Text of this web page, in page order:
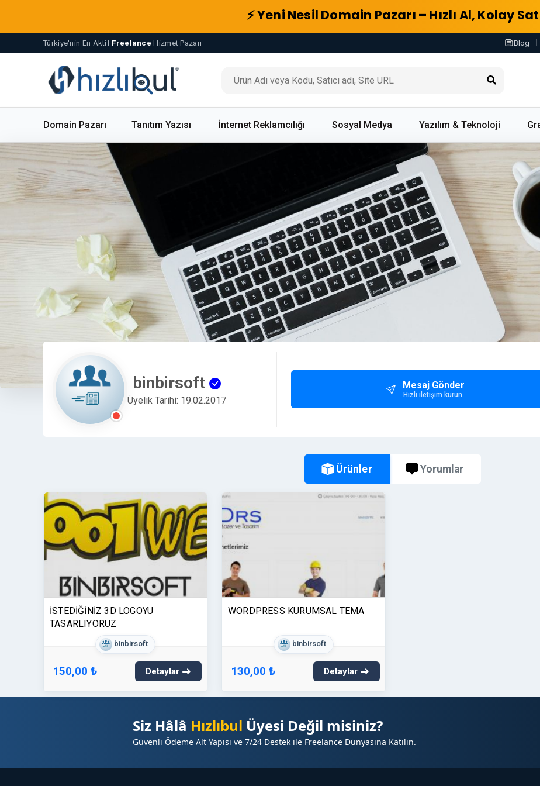
⚡ Yeni Nesil Domain Pazarı – Hızlı Al, Kolay Sat
Türkiye'nin En Aktif Freelance Hizmet Pazarı Blog
Domain Pazarı Tanıtım Yazısı İnternet Reklamcılığı Sosyal Medya Yazılım & Teknoloji
binbirsoft
Üyelik Tarihi: 19.02.2017
Mesaj Gönder
Hızlı iletişim kurun.
Ürünler Yorumlar
İSTEDİĞİNİZ 3D LOGOYU
TASARLIYORUZ
binbirsoft
150,00 ₺ Detaylar
WORDPRESS KURUMSAL TEMA
binbirsoft
130,00 ₺ Detaylar
Siz Hâlâ Hızlıbul Üyesi Değil misiniz?
Güvenli Ödeme Alt Yapısı ve 7/24 Destek ile Freelance Dünyasına Katılın.